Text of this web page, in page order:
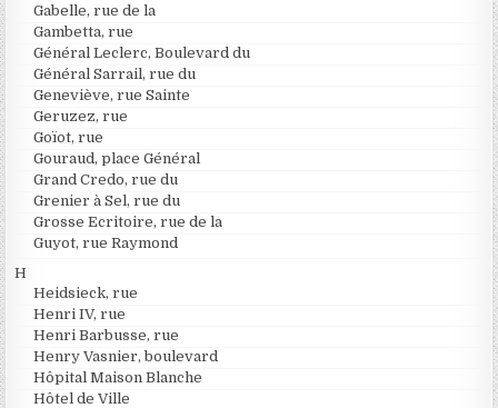
Gabelle, rue de la
Gambetta, rue
Général Leclerc, Boulevard du
Général Sarrail, rue du
Geneviève, rue Sainte
Geruzez, rue
Goïot, rue
Gouraud, place Général
Grand Credo, rue du
Grenier à Sel, rue du
Grosse Ecritoire, rue de la
Guyot, rue Raymond
H
Heidsieck, rue
Henri IV, rue
Henri Barbusse, rue
Henry Vasnier, boulevard
Hôpital Maison Blanche
Hôtel de Ville